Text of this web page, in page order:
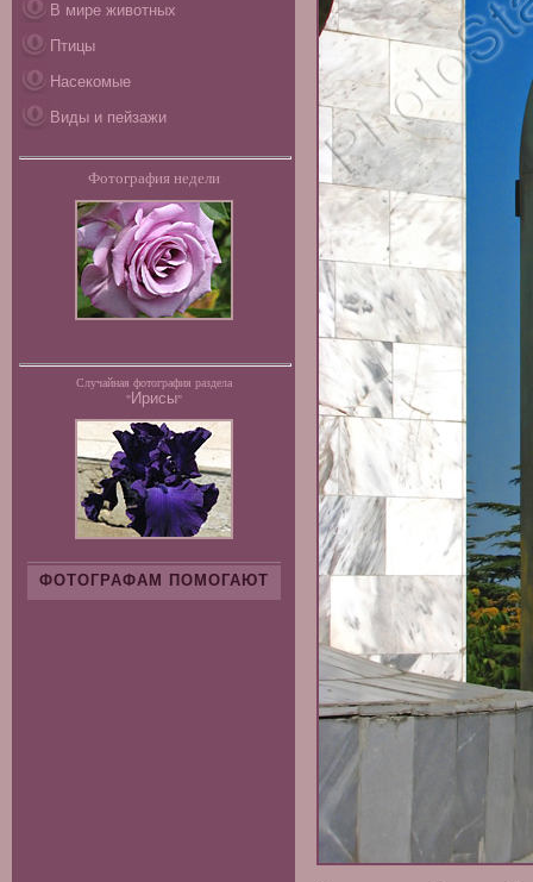
В мире животных
Птицы
Насекомые
Виды и пейзажи
Фотография недели
Случайная фотография раздела
"Ирисы"
ФОТОГРАФАМ ПОМОГАЮТ